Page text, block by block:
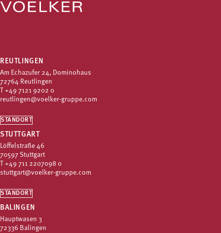
REUTLINGEN
Am Echazufer 24, Dominohaus
72764 Reutlingen
T +49 7121 9202 0
reutlingen@voelker-gruppe.com
STANDORT
STUTTGART
Löffelstraße 46
70597 Stuttgart
T +49 711 2207098 0
stuttgart@voelker-gruppe.com
STANDORT
BALINGEN
Hauptwasen 3
72336 Balingen